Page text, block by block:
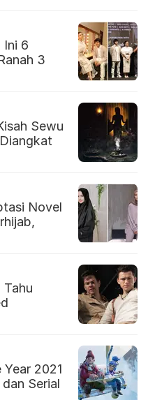
Ini 6
3
Sewu
Novel
Tahu
2021
Serial